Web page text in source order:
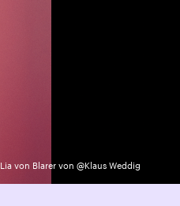
Lia von Blarer von @Klaus Weddig